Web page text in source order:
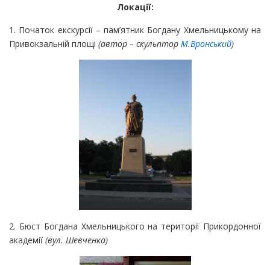
Локації:
1. Початок екскурсії – пам’ятник Богдану Хмельницькому на
Привокзальній площі (автор – скульптор М.Вронський)
2. Бюст Богдана Хмельницького на території Прикордонної
академії (вул. Шевченка)